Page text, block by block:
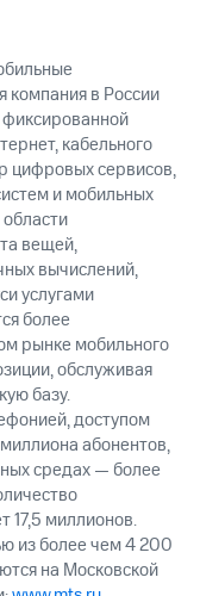
в России
кабельного
цифровых сервисов,
и мобильных
вещей,
вычислений,
услугами
более
рынке мобильного
обслуживая
базу.
доступом
абонентов,
средах — более
17,5 миллионов.
из более чем 4 200
на Московской